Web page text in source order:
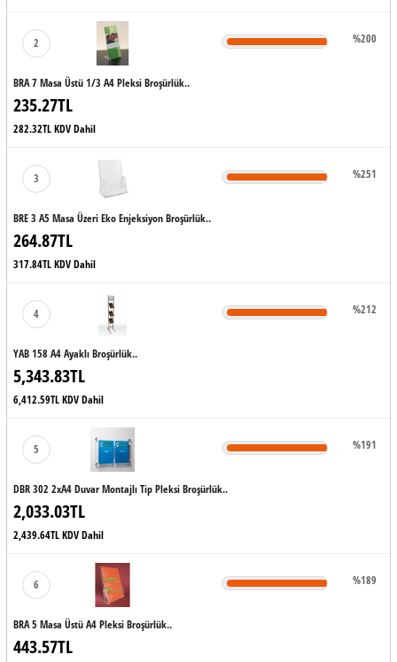
2
BRA 7 Masa Üstü 1/3 A4 Pleksi Broşürlük..
235.27TL
282.32TL KDV Dahil
%200
3
BRE 3 A5 Masa Üzeri Eko Enjeksiyon Broşürlük..
264.87TL
317.84TL KDV Dahil
%251
4
YAB 158 A4 Ayaklı Broşürlük..
5,343.83TL
6,412.59TL KDV Dahil
%212
5
DBR 302 2xA4 Duvar Montajlı Tip Pleksi Broşürlük..
2,033.03TL
2,439.64TL KDV Dahil
%191
6
BRA 5 Masa Üstü A4 Pleksi Broşürlük..
443.57TL
%189